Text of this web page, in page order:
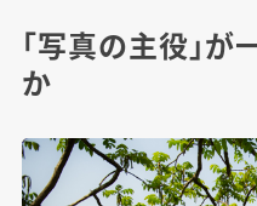
「写真の主役」が
か